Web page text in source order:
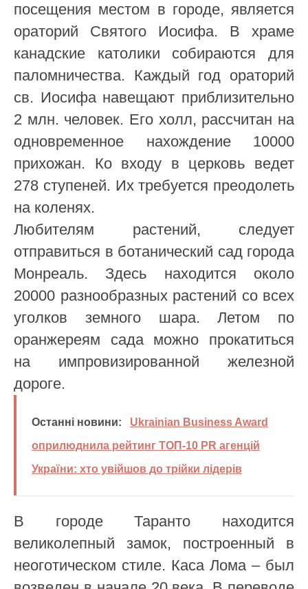
посещения местом в городе, является
ораторий Святого Иосифа. В храме
канадские католики собираются для
паломничества. Каждый год ораторий
св. Иосифа навещают приблизительно
2 млн. человек. Его холл, рассчитан на
одновременное нахождение 10000
прихожан. Ко входу в церковь ведет
278 ступеней. Их требуется преодолеть
на коленях.
Любителям растений, следует
отправиться в ботанический сад города
Монреаль. Здесь находится около
20000 разнообразных растений со всех
уголков земного шара. Летом по
оранжереям сада можно прокатиться
на импровизированной железной
дороге.
Останні новини:
Ukrainian Business Award
оприлюднила рейтинг ТОП-10 PR агенцій
України: хто увійшов до трійки лідерів
В городе Таранто находится
великолепный замок, построенный в
неоготическом стиле. Каса Лома – был